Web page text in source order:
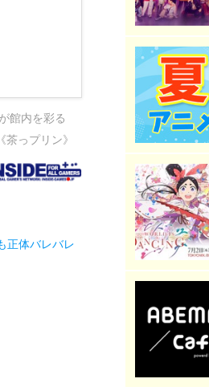
館内を彩る
《茶っプリン》
正体バレバレ